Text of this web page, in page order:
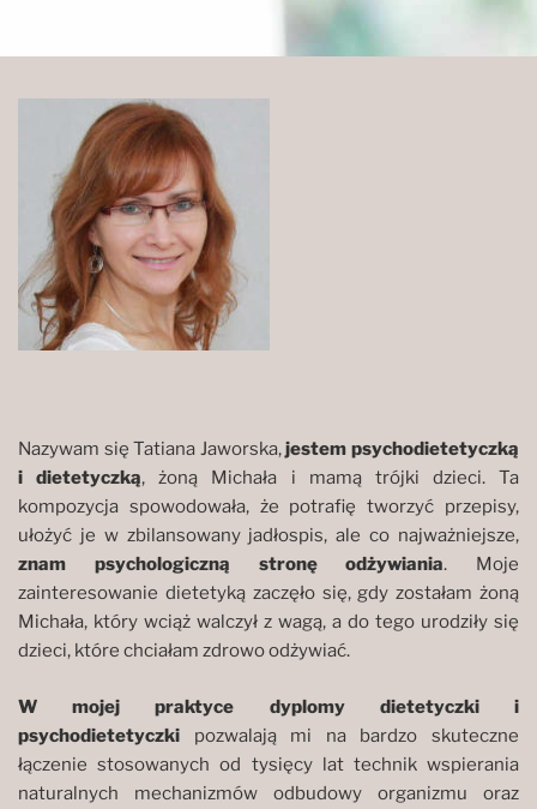
Nazywam się Tatiana Jaworska,jestem psychodietetyczką
i dietetyczką, żoną Michała i mamą trójki dzieci. Ta
kompozycja spowodowała, że potrafię tworzyć przepisy,
ułożyć je w zbilansowany jadłospis, ale co najważniejsze,
znam psychologiczną stronę odżywiania. Moje
zainteresowanie dietetyką zaczęło się, gdy zostałam żoną
Michała, który wciąż walczył z wagą, a do tego urodziły się
dzieci, które chciałam zdrowo odżywiać.
W mojej praktyce dyplomy dietetyczki i
psychodietetyczki pozwalają mi na bardzo skuteczne
łączenie stosowanych od tysięcy lat technik wspierania
naturalnych mechanizmów odbudowy organizmu oraz